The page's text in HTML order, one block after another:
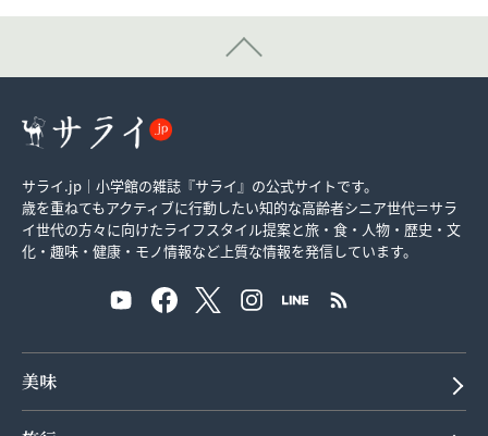
サライ.jp｜小学館の雑誌『サライ』の公式サイトです。
歳を重ねてもアクティブに行動したい知的な高齢者シニア世代＝サラ
イ世代の方々に向けたライフスタイル提案と旅・食・人物・歴史・文
化・趣味・健康・モノ情報など上質な情報を発信しています。
美味